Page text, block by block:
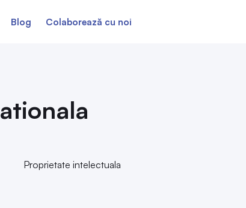
Blog Colaborează cu noi
Proprietate intelectuala